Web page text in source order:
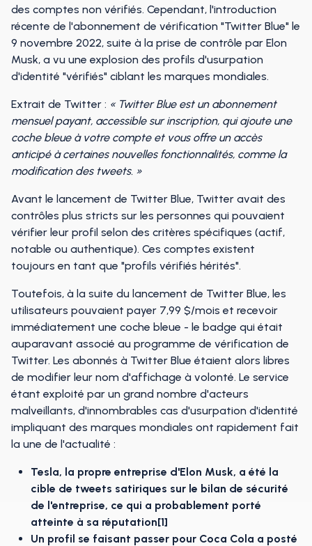
des comptes non vérifiés. Cependant, l'introduction
récente de l'abonnement de vérification "Twitter Blue" le
9 novembre 2022, suite à la prise de contrôle par Elon
Musk, a vu une explosion des profils d'usurpation
d'identité "vérifiés" ciblant les marques mondiales.
Extrait de Twitter : « Twitter Blue est un abonnement
mensuel payant, accessible sur inscription, qui ajoute une
coche bleue à votre compte et vous offre un accès
anticipé à certaines nouvelles fonctionnalités, comme la
modification des tweets. »
Avant le lancement de Twitter Blue, Twitter avait des
contrôles plus stricts sur les personnes qui pouvaient
vérifier leur profil selon des critères spécifiques (actif,
notable ou authentique). Ces comptes existent
toujours en tant que "profils vérifiés hérités".
Toutefois, à la suite du lancement de Twitter Blue, les
utilisateurs pouvaient payer 7,99 $/mois et recevoir
immédiatement une coche bleue - le badge qui était
auparavant associé au programme de vérification de
Twitter. Les abonnés à Twitter Blue étaient alors libres
de modifier leur nom d'affichage à volonté. Le service
étant exploité par un grand nombre d'acteurs
malveillants, d'innombrables cas d'usurpation d'identité
impliquant des marques mondiales ont rapidement fait
la une de l'actualité :
Tesla, la propre entreprise d'Elon Musk, a été la
cible de tweets satiriques sur le bilan de sécurité
de l'entreprise, ce qui a probablement porté
atteinte à sa réputation[1]
Un profil se faisant passer pour Coca Cola a posté